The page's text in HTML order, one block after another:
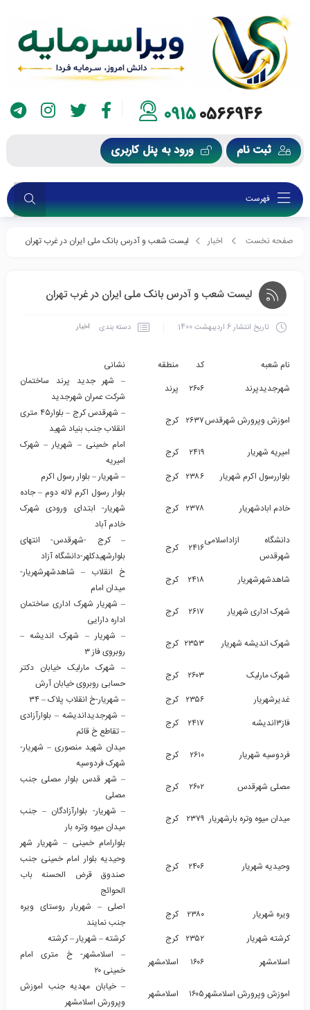
09150566946
ثبت نام ورود به پنل کاربری
فهرست
صفحه نخست اخبار لیست شعب و آدرس بانک ملی ایران در غرب تهران
لیست شعب و آدرس بانک ملی ایران در غرب تهران
تاریخ انتشار6 اردیبهشت 1400 دسته بندی اخبار
نام شعبه کد منطقه
نشانى
شهرجدیدپرند
۲۶۰۶ پرند
– شهر جدید پرند ساختمان
شرکت عمران شهرجدید
اموزش وپرورش شهرقدس۲۶۳۷ کرج
– شهرقدس کرج – بلوار۴۵ متری
انقلاب جنب بنیاد شهید
امیریه شهریار
۲۴۱۹ کرج
امام خمینی – شهریار – شهرک
امیریه
بلواررسول اکرم شهریار
۲۳۸۶ کرج – شهریار – بلوار رسول اکرم
خادم ابادشهریار ۲۳۷۸ کرج
بلوار رسول اکرم لاله دوم – جاده
شهریار- ابتدای ورودی شهرک
خادم آباد
دانشگاه ازاداسلامی
شهرقدس
۲۴۱۶ کرج
– کرج -شهرقدس- انتهای
بلوارشهیدکلهر-دانشگاه آزاد
شاهدشهرشهریار
۲۴۱۸ کرج
خ انقلاب – شاهدشهرشهریار-
میدان امام
شهرک اداری شهریار
۲۶۱۷ کرج
– شهریار شهرک اداری ساختمان
اداره دارایی
شهرک اندیشه شهریار
۲۳۵۳ کرج
– شهریار – شهرک اندیشه –
روبروی فاز ۳
شهرک مارلیک
۲۶۰۳ کرج
– شهرک مارلیک خیابان دکتر
حسابی روبروی خیابان آرش
غدیرشهریار
۲۳۵۶ کرج
– شهریار-خ انقلاب پلاک – ۳۴
فاز۳اندیشه
۲۴۱۷ کرج
– شهرجدیداندیشه – بلوارآزادی
– تقاطع خ قائم
فردوسیه شهریار
۲۶۱۰ کرج
میدان شهید منصوری – شهریار-
شهرک فردوسیه
مصلی شهرقدس
۲۶۰۲ کرج
– شهر قدس بلوار مصلی جنب
مصلی
میدان میوه وتره بارشهریار ۲۳۷۹ کرج
– شهریار- بلوارآزادگان – جنب
میدان میوه وتره بار
وحیدیه شهریار ۲۴۰۶ کرج
بلوارامام خمینی – شهریار شهر
وحیدیه بلوار امام خمینی جنب
صندوق قرض الحسنه باب
الحوائج
ویره شهریار
۲۳۸۰ کرج
اصلی – شهریار روستای ویره
جنب نمایند
کرشته شهریار
۲۳۵۲ کرج
کرشته – شهریار – کرشته
اسلامشهر
۱۶۰۶ اسلامشهر
– اسلامشهر- خ متری امام
خمینی ۲۰
اموزش وپرورش اسلامشهر۱۶۰۵ اسلامشهر
– خیابان مهدیه جنب اموزش
وپرورش اسلامشهر